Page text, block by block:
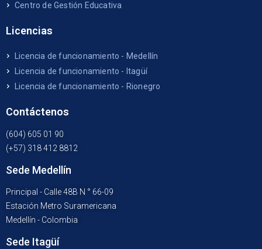
Centro de Gestión Educativa
Licencias
Licencia de funcionamiento - Medellín
Licencia de funcionamiento - Itagüí
Licencia de funcionamiento - Rionegro
Contáctenos
(604) 605 01 90
(+57) 318 412 8812
Sede Medellín
Principal - Calle 48B N ° 66-09
Estación Metro Suramericana
Medellín - Colombia
Sede Itagüí